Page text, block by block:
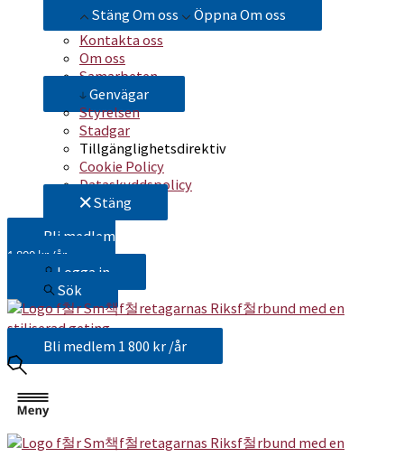
Stäng Om oss
Öppna Om oss
Kontakta oss
Om oss
Samarbeten
Genvägar
Styrelsen
Stadgar
Tillgänglighetsdirektiv
Cookie Policy
Dataskyddspolicy
Stäng
Bli medlem
1 800 kr /år
Logga in
Sök
Bli medlem 1 800 kr /år